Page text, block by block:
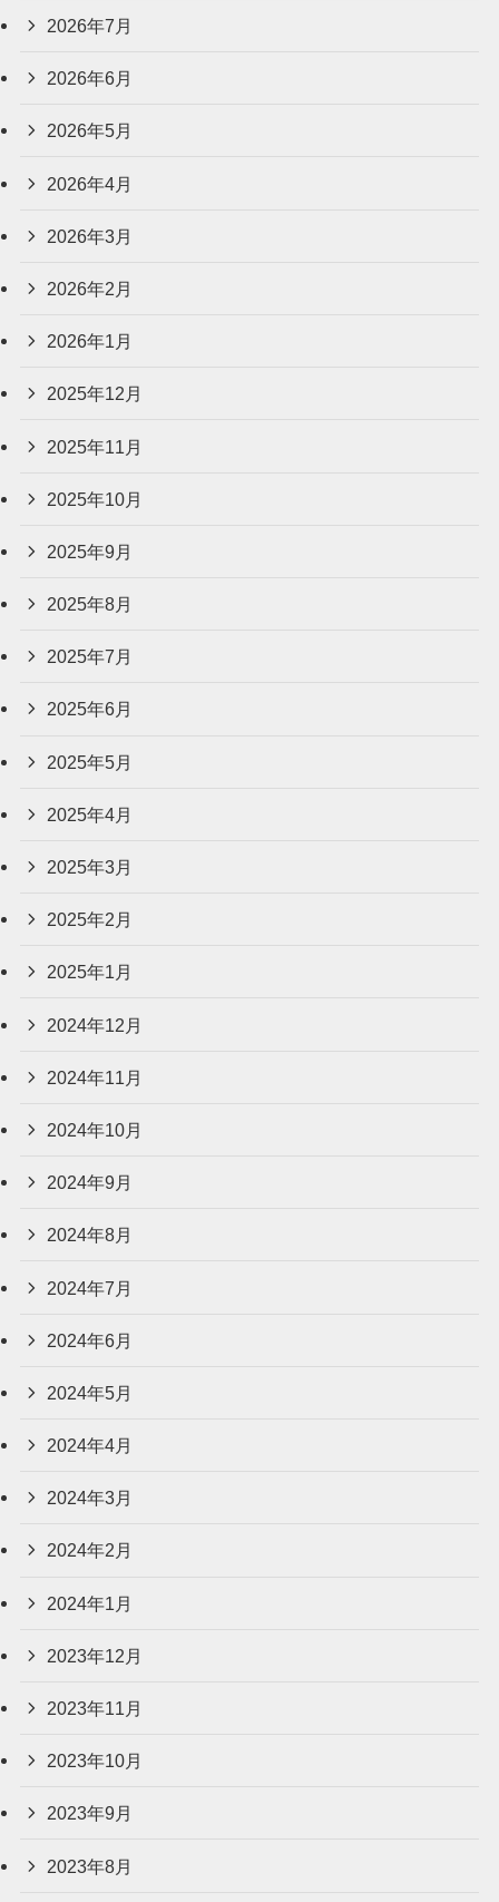
2026年7月
2026年6月
2026年5月
2026年4月
2026年3月
2026年2月
2026年1月
2025年12月
2025年11月
2025年10月
2025年9月
2025年8月
2025年7月
2025年6月
2025年5月
2025年4月
2025年3月
2025年2月
2025年1月
2024年12月
2024年11月
2024年10月
2024年9月
2024年8月
2024年7月
2024年6月
2024年5月
2024年4月
2024年3月
2024年2月
2024年1月
2023年12月
2023年11月
2023年10月
2023年9月
2023年8月